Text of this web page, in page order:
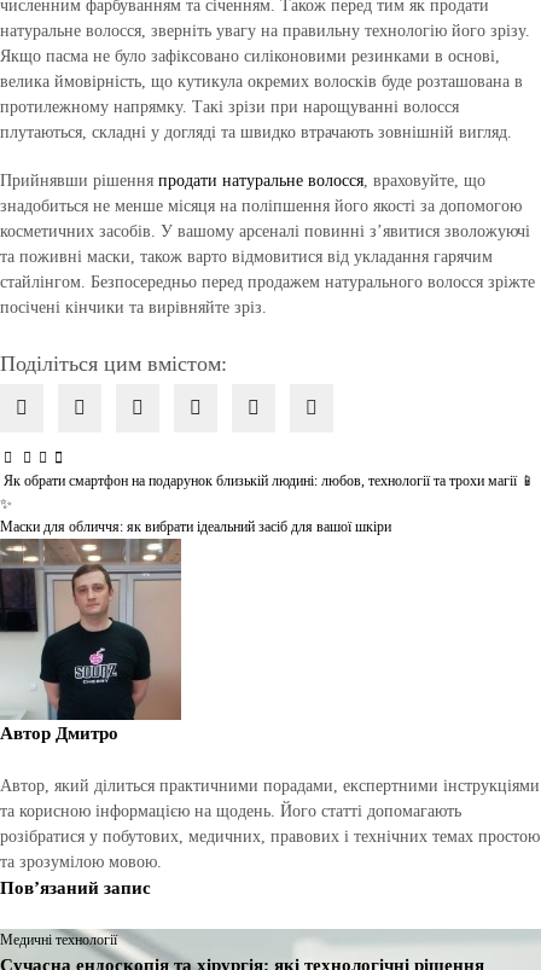
численним фарбуванням та січенням. Також перед тим як продати
натуральне волосся, зверніть увагу на правильну технологію його зрізу.
Якщо пасма не було зафіксовано силіконовими резинками в основі,
велика ймовірність, що кутикула окремих волосків буде розташована в
протилежному напрямку. Такі зрізи при нарощуванні волосся
плутаються, складні у догляді та швидко втрачають зовнішній вигляд.
Прийнявши рішення продати натуральне волосся , враховуйте, що
знадобиться не менше місяця на поліпшення його якості за допомогою
косметичних засобів. У вашому арсеналі повинні з’явитися зволожуючі
та поживні маски, також варто відмовитися від укладання гарячим
стайлінгом. Безпосередньо перед продажем натурального волосся зріжте
посічені кінчики та вирівняйте зріз.
Поділіться цим вмістом:
Навігація
записів
Як обрати смартфон на подарунок близькій людині: любов, технології та трохи магії 📱
✨
Маски для обличчя: як вибрати ідеальний засіб для вашої шкіри
Автор Дмитро
Автор, який ділиться практичними порадами, експертними інструкціями
та корисною інформацією на щодень. Його статті допомагають
розібратися у побутових, медичних, правових і технічних темах простою
та зрозумілою мовою.
Пов’язаний запис
Медичні технології
Сучасна ендоскопія та хірургія: які технологічні рішення